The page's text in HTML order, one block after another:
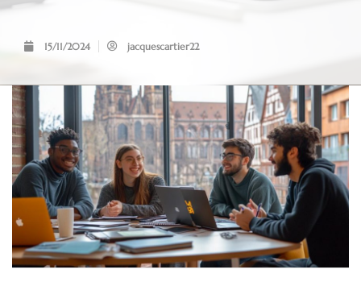
15/11/2024 jacquescartier22